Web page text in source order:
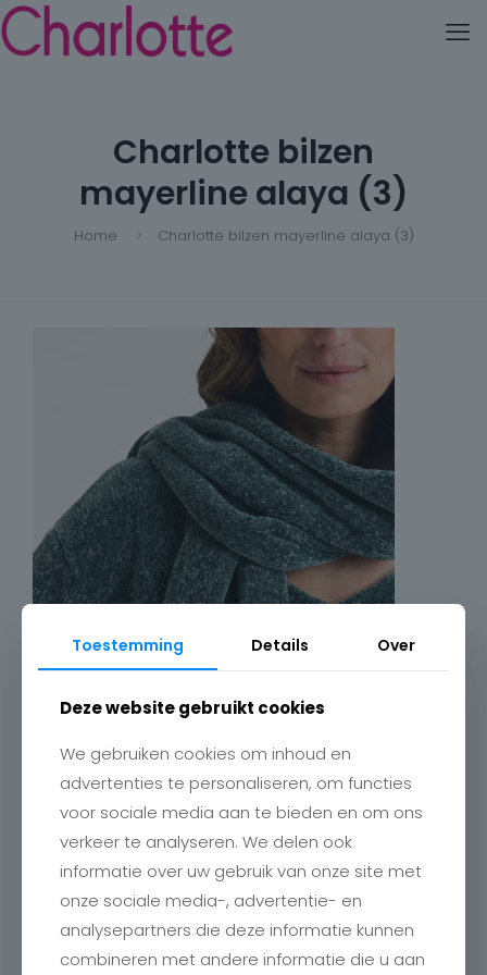
Charlotte bilzen
mayerline alaya (3)
Home Charlotte bilzen mayerline alaya (3)
Toestemming Details Over
Deze website gebruikt cookies
We gebruiken cookies om inhoud en
advertenties te personaliseren, om functies
voor sociale media aan te bieden en om ons
verkeer te analyseren. We delen ook
informatie over uw gebruik van onze site met
onze sociale media-, advertentie- en
analysepartners die deze informatie kunnen
combineren met andere informatie die u aan